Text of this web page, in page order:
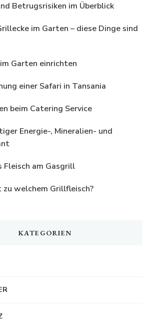
Betrugsrisiken im Überblick
im Garten – diese Dinge sind
Garten einrichten
einer Safari in Tansania
beim Catering Service
Energie-, Mineralien- und
Fleisch am Gasgrill
welchem Grillfleisch?
KATEGORIEN